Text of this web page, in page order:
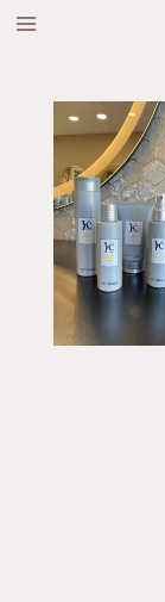
Ga
hoofdinhoud